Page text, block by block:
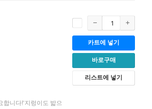
니다!‘지렁이도 밟으
카트에 넣기
바로구매
리스트에 넣기